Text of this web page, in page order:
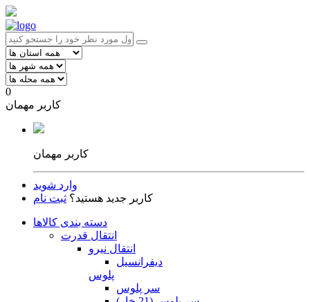
0
کاربر مهمان
کاربر مهمان
وارد شوید
کاربر جدید هستید؟ ثبت نام
دسته بندی کالاها
انتقال قدرت
انتقال نیرو
دیفرانسیل
پلوس
سر پلوس